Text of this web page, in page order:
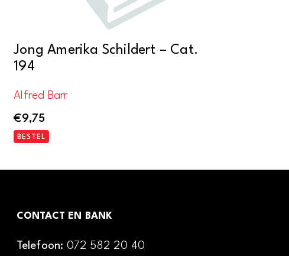
Jong Amerika Schildert – Cat.
194
Alfred Barr
€9,75
BESTEL
CONTACT EN BANK
Telefoon: 072 582 20 40